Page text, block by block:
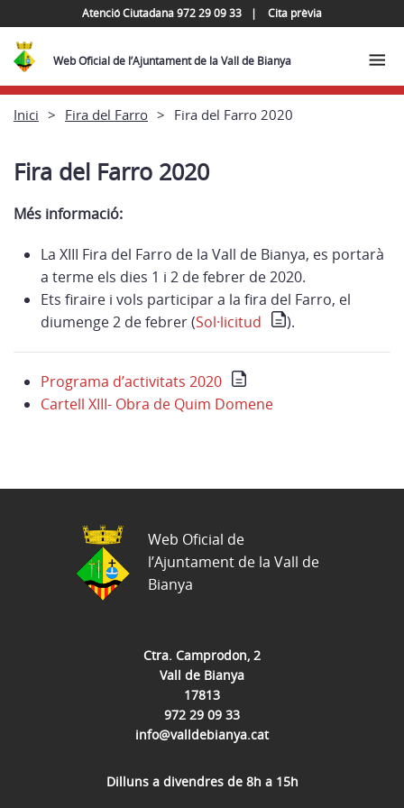
Atenció Ciutadana 972 29 09 33 Cita prèvia
Web Oficial de l’Ajuntament de la Vall de Bianya
Inici Fira del Farro Fira del Farro 2020
Fira del Farro 2020
Més informació:
La XIII Fira del Farro de la Vall de Bianya, es portarà
a terme els dies 1 i 2 de febrer de 2020.
Ets firaire i vols participar a la fira del Farro, el
diumenge 2 de febrer (Sol·licitud ).
Programa d’activitats 2020
Cartell XIII- Obra de Quim Domene
Ctra. Camprodon, 2
Vall de Bianya
17813
972 29 09 33
info@valldebianya.cat
Dilluns a divendres de 8h a 15h
Web Oficial de
l’Ajuntament de la Vall de
Bianya